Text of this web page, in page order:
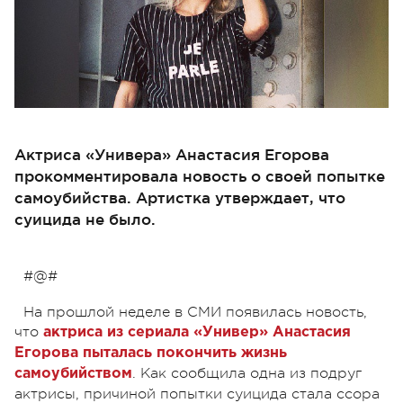
Актриса «Универа» Анастасия Егорова
прокомментировала новость о своей попытке
самоубийства. Артистка утверждает, что
суицида не было.
#@#
На прошлой неделе в СМИ появилась новость,
что актриса из сериала «Универ» Анастасия
Егорова пыталась покончить жизнь
самоубийством. Как сообщила одна из подруг
актрисы, причиной попытки суицида стала ссора